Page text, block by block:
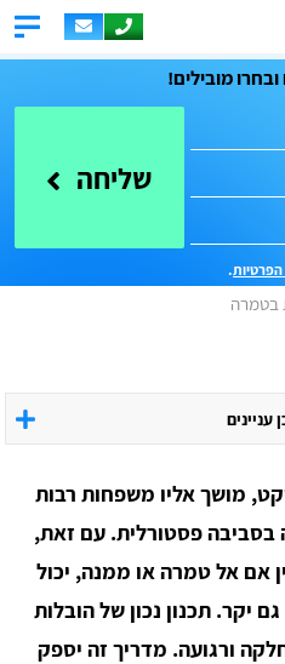
מובילים!
שליחה
הפרטיות.
בטמרה
מושך אליו משפחות רבות
בסביבה פסטורלית. עם זאת,
אם אל טמרה או ממנה, יכול
יקר. תכנון נכון של הובלות
ורגועה. מדריך זה יספק